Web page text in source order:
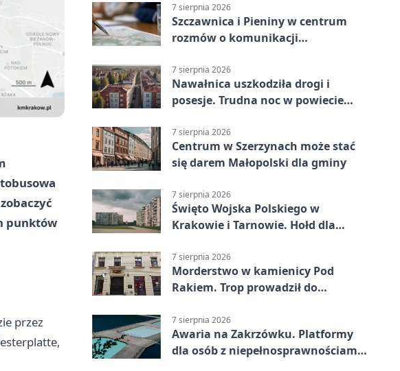
punktów
przez
7 sierpnia 2026
Szczawnica i Pieniny w centrum
rozmów o komunikacji
7 sierpnia 2026
Nawałnica uszkodziła drogi i
posesje. Trudna noc w powiecie
7 sierpnia 2026
Centrum w Szerzynach może stać
się darem Małopolski dla gminy
7 sierpnia 2026
Święto Wojska Polskiego w
Krakowie i Tarnowie. Hołd dla
7 sierpnia 2026
Morderstwo w kamienicy Pod
Rakiem. Trop prowadził do
7 sierpnia 2026
Awaria na Zakrzówku. Platformy
dla osób z niepełnosprawnościami